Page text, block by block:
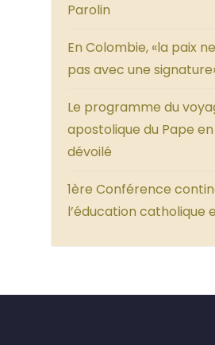
Parolin
En Colombie, «la paix
pas avec une
Le programme du
apostolique du Pape
dévoilé
1ère Conférence
l’éducation catholique